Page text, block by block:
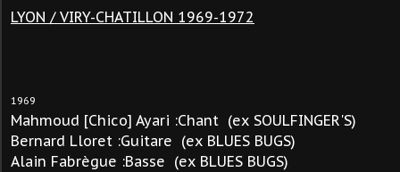
LYON / VIRY-CHATILLON 1969-1972
1969
Mahmoud [Chico] Ayari :Chant (ex SOULFINGER'S)
Bernard Lloret :Guitare (ex BLUES BUGS)
Alain Fabrègue :Basse (ex BLUES BUGS)